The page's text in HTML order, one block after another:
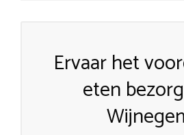
Ervaar het
eten